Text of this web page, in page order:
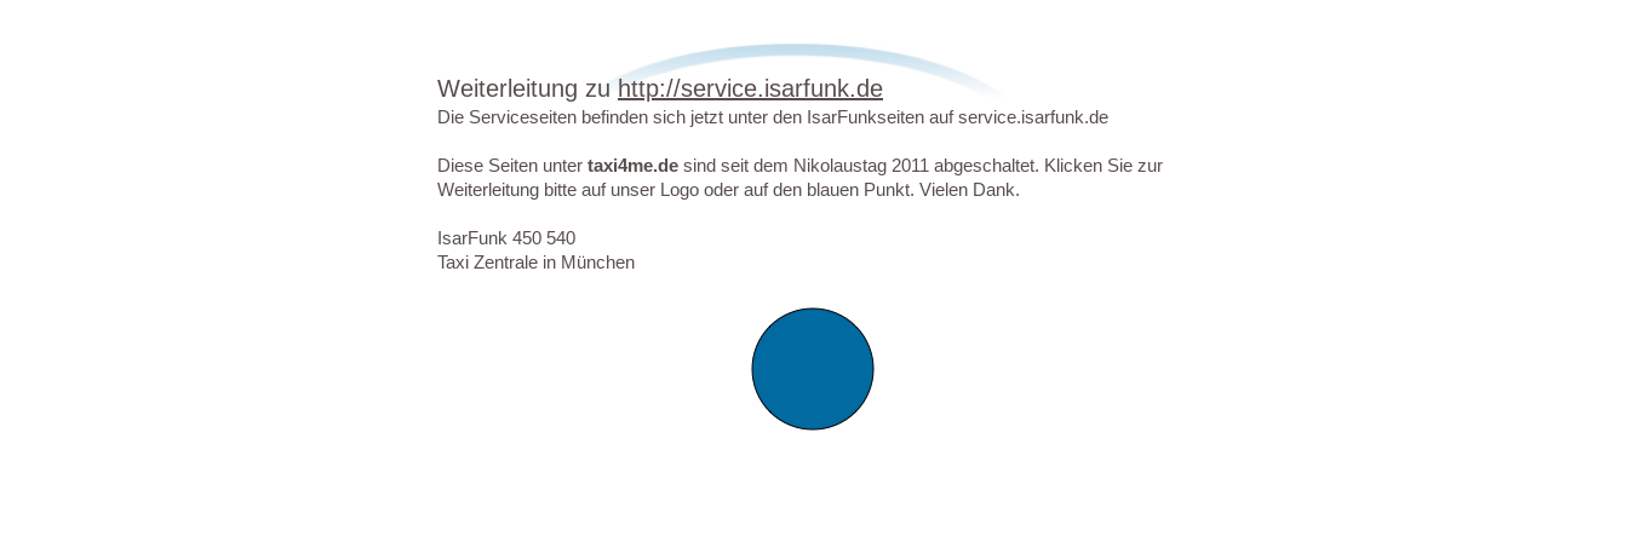
Die Serviceseiten befinden sich jetzt unter den IsarFunkseiten auf service.isarfunk.de
Diese Seiten unter taxi4me.de sind seit dem Nikolaustag 2011 abgeschaltet. Klicken Sie zur
Weiterleitung bitte auf unser Logo oder auf den blauen Punkt. Vielen Dank.
IsarFunk 450 540
Taxi Zentrale in München
Weiterleitung zuhttp://service.isarfunk.de